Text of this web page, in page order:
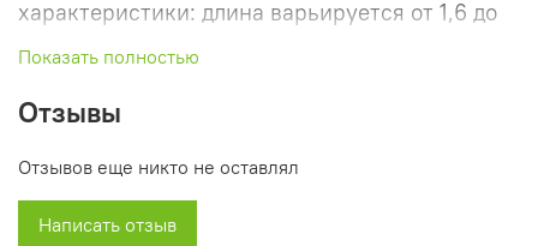
характеристики: длина варьируется от 1,6 до
2,2 метров. Максимальная нагрузка
разных цветах, таких как бордовый, синий,
сиреневый, золотой, голубой, изумрудный,
красный и розовый.
Показать полностью
Отзывы
Отзывов еще никто не оставлял
Написать отзыв